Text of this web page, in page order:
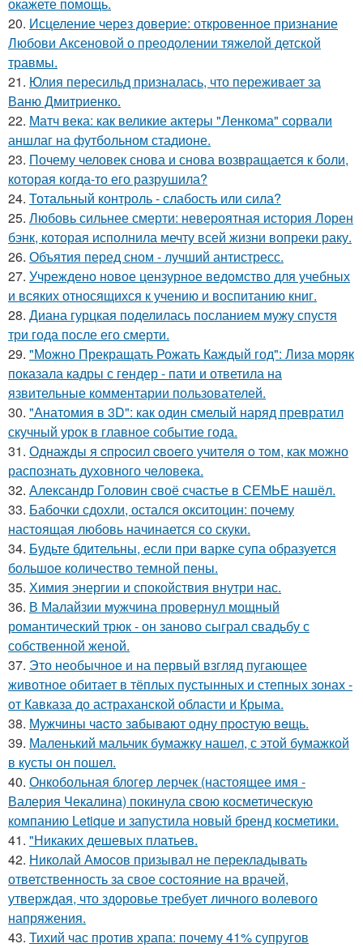
окажете помощь.
20. Исцеление через доверие: откровенное признание
Любови Аксеновой о преодолении тяжелой детской
травмы.
21. Юлия пересильд призналась, что переживает за
Ваню Дмитриенко.
22. Матч века: как великие актеры "Ленкома" сорвали
аншлаг на футбольном стадионе.
23. Почему человек снова и снова возвращается к боли,
которая когда-то его разрушила?
24. Тотальный контроль - слабость или сила?
25. Любовь сильнее смерти: невероятная история Лорен
бэнк, которая исполнила мечту всей жизни вопреки раку.
26. Объятия перед сном - лучший антистресс.
27. Учреждено новое цензурное ведомство для учебных
и всяких относящихся к учению и воспитанию книг.
28. Диана гурцкая поделилась посланием мужу спустя
три года после его смерти.
29. "Можно Прекращать Рожать Каждый год": Лиза моряк
показала кадры с гендер - пати и ответила на
язвительные комментарии пользователей.
30. "Анатомия в 3D": как один смелый наряд превратил
скучный урок в главное событие года.
31. Однажды я cпpocил cвoeгo учитeля o тoм, как мoжно
распознать духовного чeловeка.
32. Александр Головин своё счастье в СЕМЬЕ нашёл.
33. Бабочки сдохли, остался окситоцин: почему
настоящая любовь начинается со скуки.
34. Будьте бдительны, если при варке супа образуется
большое количество темной пены.
35. Химия энергии и спокойствия внутри нас.
36. В Малайзии мужчина провернул мощный
романтический трюк - он заново сыграл свадьбу с
собственной женой.
37. Это необычное и на первый взгляд пугающее
животное обитает в тёплых пустынных и степных зонах -
от Кавказа до астраханской области и Крыма.
38. Мужчины чacтo зaбывaют oдну пpocтую вeщь.
39. Маленький мальчик бумажку нашел, с этой бумажкой
в кусты он пошел.
40. Онкобольная блогер лерчек (настоящее имя -
Валерия Чекалина) покинула свою косметическую
компанию Letique и запустила новый бренд косметики.
41. "Никаких дешевых платьев.
42. Николай Амосов призывал не перекладывать
ответственность за свое состояние на врачей,
утверждая, что здоровье требует личного волевого
напряжения.
43. Тихий час против храпа: почему 41% супругов